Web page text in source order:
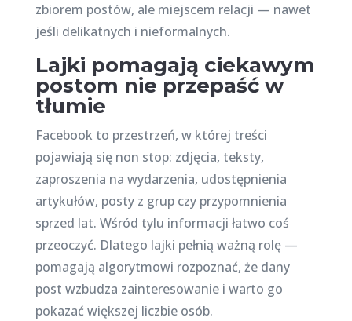
zbiorem postów, ale miejscem relacji — nawet
jeśli delikatnych i nieformalnych.
Lajki pomagają ciekawym
postom nie przepaść w
tłumie
Facebook to przestrzeń, w której treści
pojawiają się non stop: zdjęcia, teksty,
zaproszenia na wydarzenia, udostępnienia
artykułów, posty z grup czy przypomnienia
sprzed lat. Wśród tylu informacji łatwo coś
przeoczyć. Dlatego lajki pełnią ważną rolę —
pomagają algorytmowi rozpoznać, że dany
post wzbudza zainteresowanie i warto go
pokazać większej liczbie osób.